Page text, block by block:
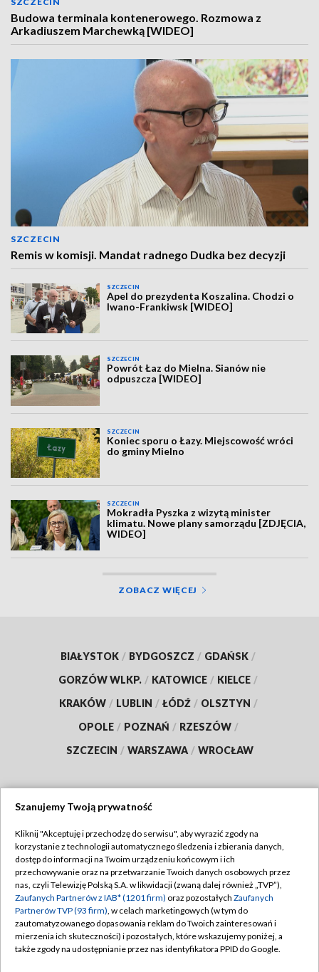
Budowa terminala kontenerowego. Rozmowa z
Arkadiuszem Marchewką [WIDEO]
SZCZECIN
Remis w komisji. Mandat radnego Dudka bez decyzji
SZCZECIN
Apel do prezydenta Koszalina. Chodzi o
Iwano-Frankiwsk [WIDEO]
SZCZECIN
Powrót Łaz do Mielna. Sianów nie
odpuszcza [WIDEO]
SZCZECIN
Koniec sporu o Łazy. Miejscowość wróci
do gminy Mielno
SZCZECIN
Mokradła Pyszka z wizytą minister
klimatu. Nowe plany samorządu [ZDJĘCIA,
WIDEO]
ZOBACZ WIĘCEJ
BIAŁYSTOK / BYDGOSZCZ / GDAŃSK /
GORZÓW WLKP. / KATOWICE / KIELCE /
KRAKÓW / LUBLIN / ŁÓDŹ / OLSZTYN /
OPOLE / POZNAŃ / RZESZÓW /
SZCZECIN / WARSZAWA / WROCŁAW
TVP
Abonament TVP
Emisja w TVP
Centrum informacji TVP
Naziemna Telewizja Cyfrowa
Regulamin TVP
Polityka prywatności
Moje zgody
Pomoc
Szanujemy Twoją prywatność
Kliknij "Akceptuję i przechodzę do serwisu", aby wyrazić zgody na
korzystanie z technologii automatycznego śledzenia i zbierania danych,
dostęp do informacji na Twoim urządzeniu końcowym i ich
przechowywanie oraz na przetwarzanie Twoich danych osobowych przez
nas, czyli Telewizję Polską S.A. w likwidacji (zwaną dalej również „TVP”),
Zaufanych Partnerów z IAB* (1201 firm) oraz pozostałych Zaufanych
Partnerów TVP (93 firm), w celach marketingowych (w tym do
zautomatyzowanego dopasowania reklam do Twoich zainteresowań i
mierzenia ich skuteczności) i pozostałych, które wskazujemy poniżej, a
także zgody na udostępnianie przez nas identyfikatora PPID do Google.